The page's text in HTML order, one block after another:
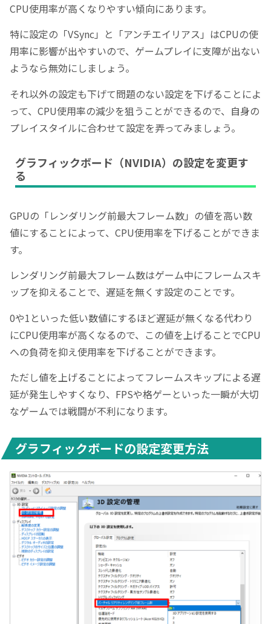
CPU使用率が高くなりやすい傾向にあります。
特に設定の「VSync」と「アンチエイリアス」はCPUの使
用率に影響が出やすいので、ゲームプレイに支障が出ない
ようなら無効にしましょう。
それ以外の設定も下げて問題のない設定を下げることによ
って、CPU使用率の減少を狙うことができるので、自身の
プレイスタイルに合わせて設定を弄ってみましょう。
グラフィックボード（NVIDIA）の設定を変更す
る
GPUの「レンダリング前最大フレーム数」の値を高い数
値にすることによって、CPU使用率を下げることができま
す。
レンダリング前最大フレーム数はゲーム中にフレームスキ
ップを抑えることで、遅延を無くす設定のことです。
0や1といった低い数値にするほど遅延が無くなる代わり
にCPU使用率が高くなるので、この値を上げることでCPU
への負荷を抑え使用率を下げることができます。
ただし値を上げることによってフレームスキップによる遅
延が発生しやすくなり、FPSや格ゲーといった一瞬が大切
なゲームでは戦闘が不利になります。
グラフィックボードの設定変更方法